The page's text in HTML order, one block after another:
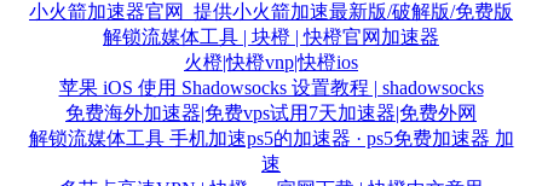
小火箭加速器官网_提供小火箭加速最新版/破解版/免费版
解锁流媒体工具 | 块橙 | 快橙官网加速器
火橙|快橙vnp|快橙ios
苹果 iOS 使用 Shadowsocks 设置教程 | shadowsocks
免费海外加速器|免费vps试用7天加速器|免费外网
解锁流媒体工具 手机加速ps5的加速器 · ps5免费加速器 加
速